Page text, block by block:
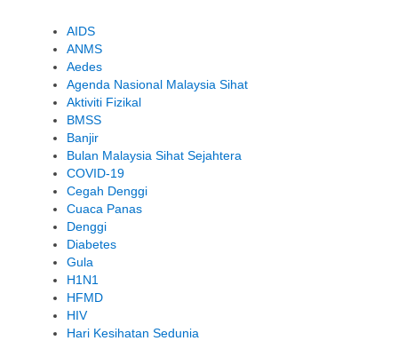
AIDS
ANMS
Aedes
Agenda Nasional Malaysia Sihat
Aktiviti Fizikal
BMSS
Banjir
Bulan Malaysia Sihat Sejahtera
COVID-19
Cegah Denggi
Cuaca Panas
Denggi
Diabetes
Gula
H1N1
HFMD
HIV
Hari Kesihatan Sedunia